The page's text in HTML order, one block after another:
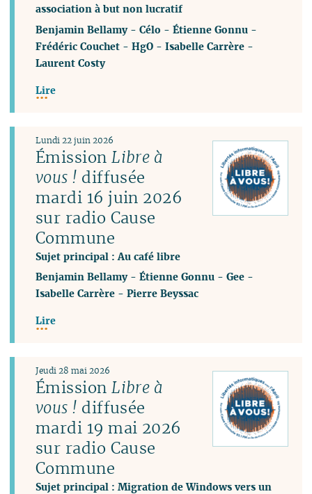
association à but non lucratif
Benjamin Bellamy-Célo -Étienne Gonnu -
Frédéric Couchet -HgO -Isabelle Carrère -
Laurent Costy
Lire
ÉmissionLibre à
vous ! diffusée
mardi 16 juin 2026
sur radio Cause
Commune
Sujet principal : Au café libre
Lundi 22 juin 2026
Benjamin Bellamy-Étienne Gonnu -Gee -
Isabelle Carrère -Pierre Beyssac
Lire
ÉmissionLibre à
vous ! diffusée
mardi 19 mai 2026
sur radio Cause
Commune
Sujet principal : Migration de Windows vers un
Jeudi 28 mai 2026